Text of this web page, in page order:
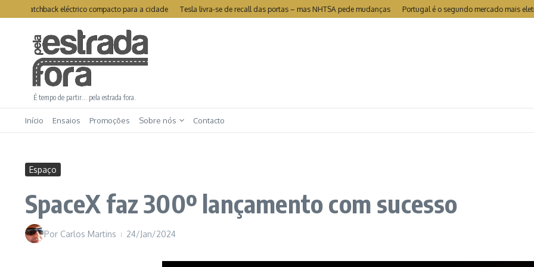
Ir para o conteúdo
hatchback eléctrico compacto para a cidade Tesla livra-se de recall das portas – mas NHTSA pede mudanças Portugal é o segundo mercado mais
É tempo de partir… pela estrada fora.
Início Ensaios Promoções Sobre nós Contacto
Espaço
SpaceX faz 300º lançamento com sucesso
Por Carlos Martins 24/Jan/2024